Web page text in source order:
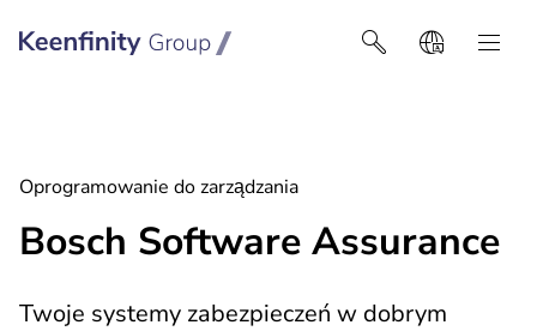
Keenfinity Group I Poland / Ukraine / Central Asia
Oprogramowanie do zarządzania
Bosch Software Assurance
Twoje systemy zabezpieczeń w dobrym